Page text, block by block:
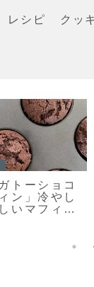
レシピ クッ
イチ押し！！
【レシピ】
コーン改良
に美味しく